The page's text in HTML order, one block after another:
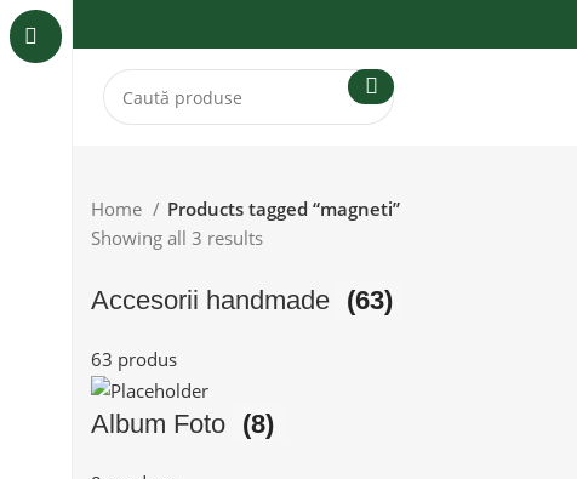
Home
Products tagged “magneti”
Showing all 3 results
Accesorii handmade (63)
63 produs
Album Foto (8)